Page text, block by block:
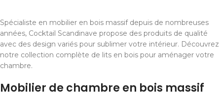
Spécialiste en mobilier en bois massif depuis de nombreuses
années, Cocktail Scandinave propose des produits de qualité
avec des design variés pour sublimer votre intérieur. Découvrez
notre collection complète de lits en bois pour aménager votre
chambre.
Mobilier de chambre en bois massif